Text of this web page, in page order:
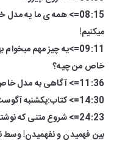
08:15=> همه ی ما یه
میکنیم!
09:11=>یه چیز مهم
خاص من چیه؟
11:36=> آگاهی به مدل خاص خودت!
14:30=> کتاب:یکشنبه آگوست 2013!!ریچل
24:23=> شروع متنی که
بین فهمیدن و نفهمیدن! وسط